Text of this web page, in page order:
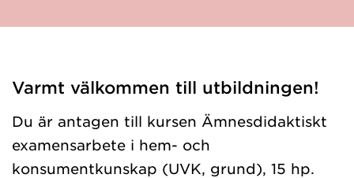
Varmt välkommen till utbildningen!
Du är antagen till kursen Ämnesdidaktiskt
examensarbete i hem- och
konsumentkunskap (UVK, grund), 15 hp.